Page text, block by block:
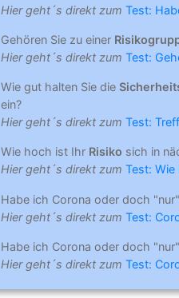
Hier geht´s direkt zum Test:
Gehören Sie zu einer
Hier geht´s direkt zum Test:
Wie gut halten Sie die
ein?
Hier geht´s direkt zum Test:
Wie hoch ist Ihr Risiko sich in
Hier geht´s direkt zum Test:
Habe ich Corona oder doch
Hier geht´s direkt zum Test:
Habe ich Corona oder doch
Hier geht´s direkt zum Test: